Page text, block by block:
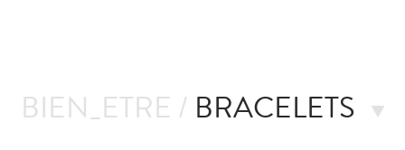
BIEN_ETRE / BRACELETS